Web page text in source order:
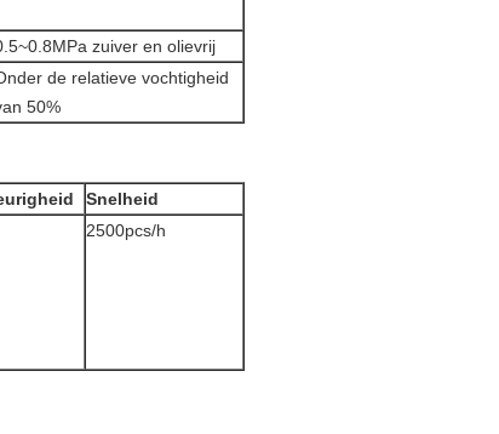
zuiver en olievrij
de relatieve vochtigheid
50%
Snelheid
2500pcs/h